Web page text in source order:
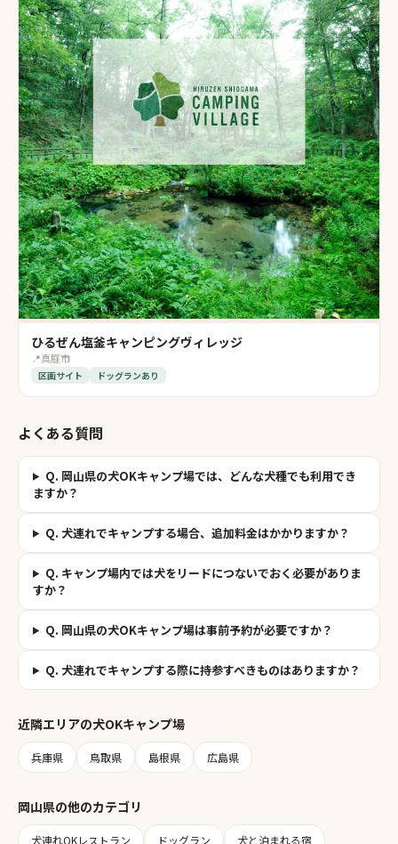
ひるぜん塩釜キャンピングヴィレッジ
📍真庭市
区画サイト ドッグランあり
よくある質問
Q. 岡山県の犬OKキャンプ場では、どんな犬種でも利用でき
ますか？
Q. 犬連れでキャンプする場合、追加料金はかかりますか？
Q. キャンプ場内では犬をリードにつないでおく必要がありま
すか？
Q. 岡山県の犬OKキャンプ場は事前予約が必要ですか？
Q. 犬連れでキャンプする際に持参すべきものはありますか？
近隣エリアの犬OKキャンプ場
兵庫県 鳥取県 島根県 広島県
岡山県の他のカテゴリ
犬連れOKレストラン ドッグラン 犬と泊まれる宿